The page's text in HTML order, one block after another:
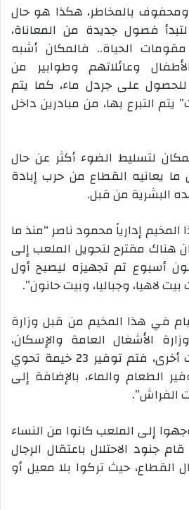
ومحفوف بالمخاطر، هكذا هو حال
فصول جديدة من المعاناة،
الحياة.. فالمكان أشبه
وعائلاتهم وطوابير من
على جردل ماء، كما يتم
يتم التبرع بها، من مبادرين داخل
لتسليط الضوء أكثر عن حال
يعانيه القطاع من حرب إبادة
البشرية من قبل.
إدارياً محمود ناصر “منذ ما
هناك مقترح لتحويل الملعب إلى
أسبوع تم تجهيزه ليصبح أول
لاهيا، وجباليا، وبيت حانون”.
في هذا المخيم من قبل وزارة
الأشغال العامة والإسكان،
بالتعاون مع مؤسسات أخرى، فتم توفير 23 خيمة تحوي
الطعام والماء، بالإضافة إلى
الفراش”.
إلى الملعب كانوا من النساء
جنود الاحتلال باعتقال الرجال
حيث تركوا بلا معيل أو